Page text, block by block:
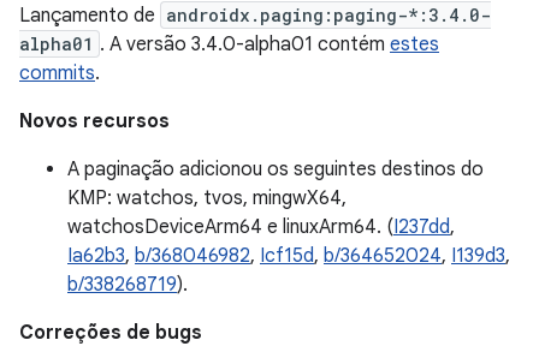
Lançamento de androidx.paging:paging-*:3.4.0-
alpha01 . A versão 3.4.0-alpha01 contém estes
commits.
Novos recursos
A paginação adicionou os seguintes destinos do
KMP: watchos, tvos, mingwX64,
watchosDeviceArm64 e linuxArm64. (I237dd,
Ia62b3, b/368046982, Icf15d, b/364652024, I139d3,
b/338268719).
Correções de bugs